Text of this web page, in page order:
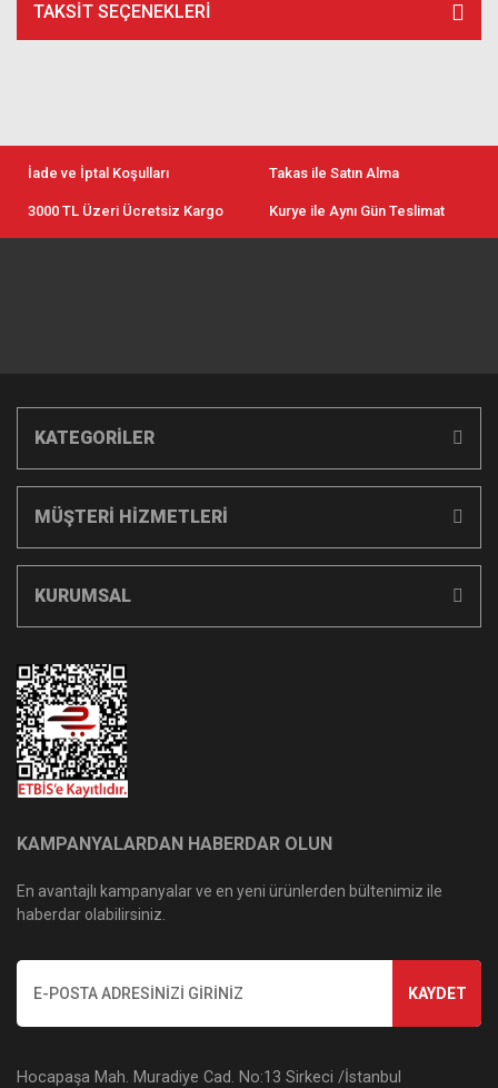
TAKSIT SEÇENEKLERI
İade ve İptal Koşulları Takas ile Satın Alma
3000 TL Üzeri Ücretsiz Kargo Kurye ile Aynı Gün Teslimat
KATEGORİLER
MÜŞTERİ HİZMETLERİ
KURUMSAL
KAMPANYALARDAN HABERDAR OLUN
En avantajlı kampanyalar ve en yeni ürünlerden bültenimiz ile
haberdar olabilirsiniz.
KAYDET
Hocapaşa Mah. Muradiye Cad. No:13 Sirkeci /İstanbul